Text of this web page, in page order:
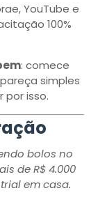
YouTube e
100%
: comece
simples
isso.
bolos no
de R$ 4.000
em casa.